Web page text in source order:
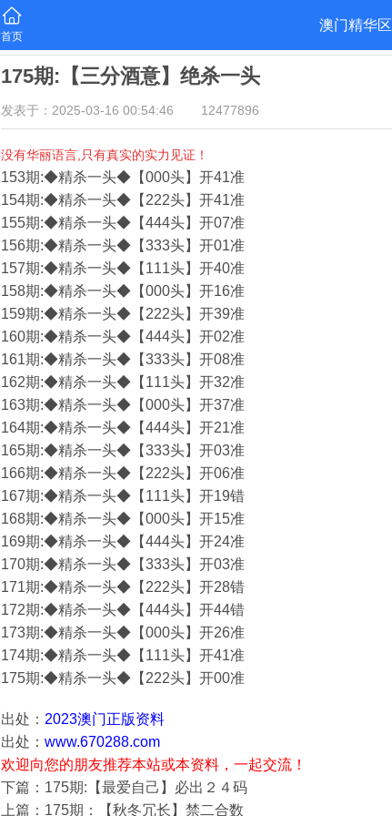
首页
澳门精华区
175期:【三分酒意】绝杀一头
发表于：2025-03-16 00:54:46 12477896
没有华丽语言,只有真实的实力见证！
153期:◆精杀一头◆【000头】开41准
154期:◆精杀一头◆【222头】开41准
155期:◆精杀一头◆【444头】开07准
156期:◆精杀一头◆【333头】开01准
157期:◆精杀一头◆【111头】开40准
158期:◆精杀一头◆【000头】开16准
159期:◆精杀一头◆【222头】开39准
160期:◆精杀一头◆【444头】开02准
161期:◆精杀一头◆【333头】开08准
162期:◆精杀一头◆【111头】开32准
163期:◆精杀一头◆【000头】开37准
164期:◆精杀一头◆【444头】开21准
165期:◆精杀一头◆【333头】开03准
166期:◆精杀一头◆【222头】开06准
167期:◆精杀一头◆【111头】开19错
168期:◆精杀一头◆【000头】开15准
169期:◆精杀一头◆【444头】开24准
170期:◆精杀一头◆【333头】开03准
171期:◆精杀一头◆【222头】开28错
172期:◆精杀一头◆【444头】开44错
173期:◆精杀一头◆【000头】开26准
174期:◆精杀一头◆【111头】开41准
175期:◆精杀一头◆【222头】开00准
出处： 2023澳门正版资料
出处： www.670288.com
欢迎向您的朋友推荐本站或本资料，一起交流！
下篇：175期:【最爱自己】必出２４码
上篇：175期：【秋冬冗长】禁二合数